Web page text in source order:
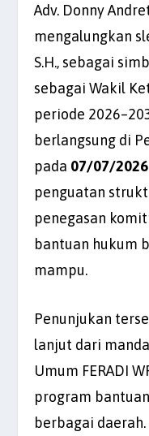
Adv. Donny
mengalungkan
S.H., sebagai
sebagai Wakil
periode
berlangsung di
pada 07/07/2026
penguatan
penegasan
bantuan hukum
mampu.
Penunjukan
lanjut dari
Umum FERADI
program
berbagai